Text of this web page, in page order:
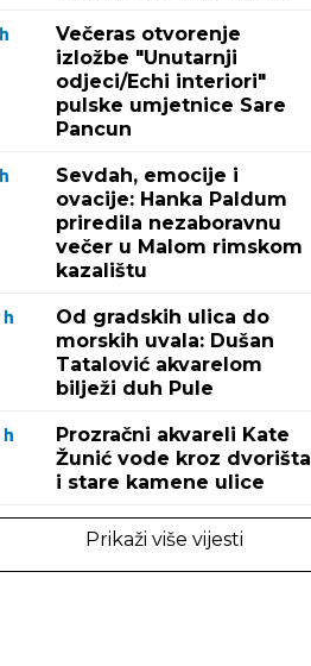
h
Večeras otvorenje
izložbe "Unutarnji
odjeci/Echi interiori"
pulske umjetnice Sare
Pancun
h
Sevdah, emocije i
ovacije: Hanka Paldum
priredila nezaboravnu
večer u Malom rimskom
kazalištu
h
Od gradskih ulica do
morskih uvala: Dušan
Tatalović akvarelom
bilježi duh Pule
h
Prozračni akvareli Kate
Žunić vode kroz dvorišta
i stare kamene ulice
Prikaži više vijesti